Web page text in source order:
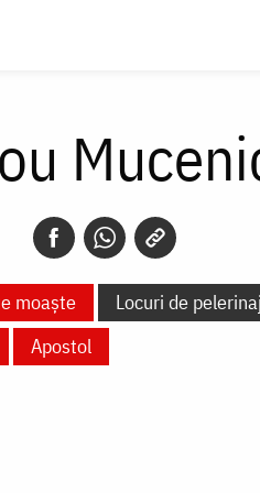
moaște Locuri de pelerinaj
Apostol